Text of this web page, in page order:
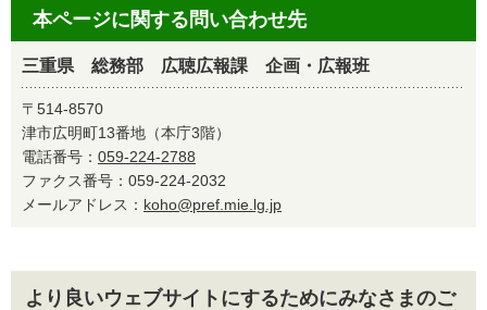
本ページに関する問い合わせ先
三重県 総務部 広聴広報課 企画・広報班
〒514-8570
津市広明町13番地（本庁3階）
電話番号： 059-224-2788
ファクス番号：059-224-2032
メールアドレス： koho@pref.mie.lg.jp
より良いウェブサイトにするためにみなさまのご